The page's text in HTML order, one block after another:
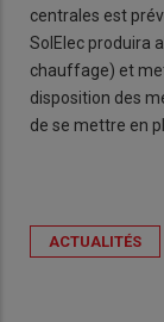
centrales est
SolElec produira
chauffage) et
disposition des
de se mettre en
ACTUALITÉS